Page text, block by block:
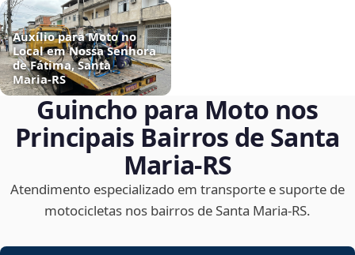
Auxílio para Moto no
Local em Nossa Senhora
de Fátima, Santa
Maria‑RS
Guincho para Moto nos
Principais Bairros de Santa
Maria‑RS
Atendimento especializado em transporte e suporte de
motocicletas nos bairros de Santa Maria‑RS.